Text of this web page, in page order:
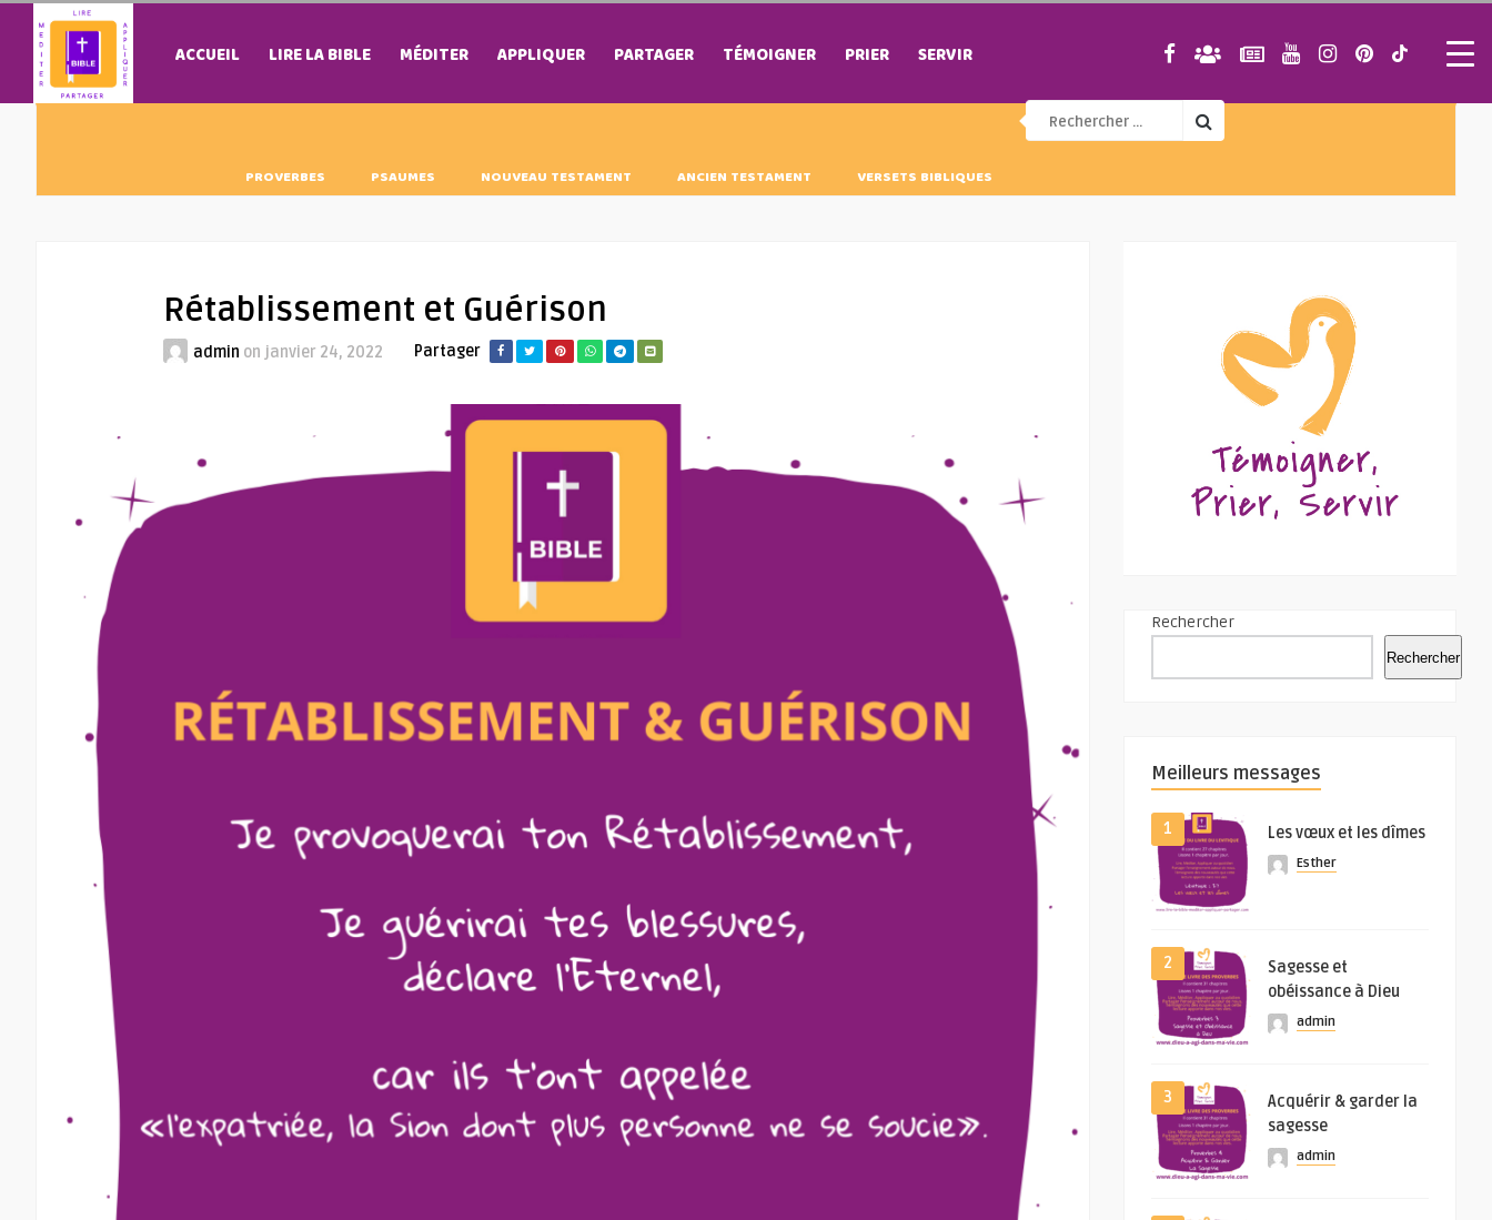
ACCUEIL LIRE LA BIBLE MÉDITER APPLIQUER PARTAGER TÉMOIGNER PRIER SERVIR
PROVERBES PSAUMES NOUVEAU TESTAMENT ANCIEN TESTAMENT VERSETS BIBLIQUES
Rétablissement et Guérison
admin on janvier 24, 2022 Partager
Rechercher
Rechercher
Meilleurs messages
1 Les vœux et les dîmes
Esther
2
Sagesse et
obéissance à Dieu
admin
3
Acquérir & garder la
sagesse
admin